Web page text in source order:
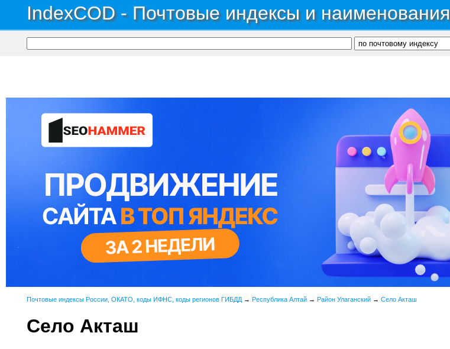
IndexCOD - Почтовые индексы и
Почтовые индексы России, ОКАТО, коды ИФНС, коды регионов ГИБДД → Республика Алтай → Район Улаганский → Село Акташ
Село Акташ